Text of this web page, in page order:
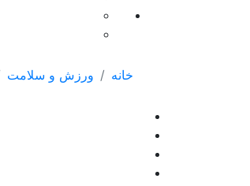
خانه ورزش و سلامت